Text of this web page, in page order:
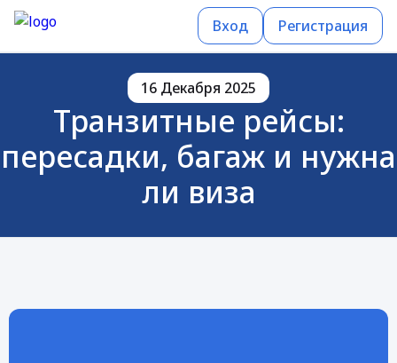
Вход Регистрация
16 Декабря 2025
Транзитные рейсы:
пересадки, багаж и нужна
ли виза